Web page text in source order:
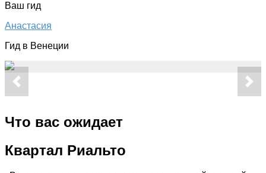
Ваш гид
Анастасия
Гид в Венеции
Что вас ожидает
Квартал Риальто